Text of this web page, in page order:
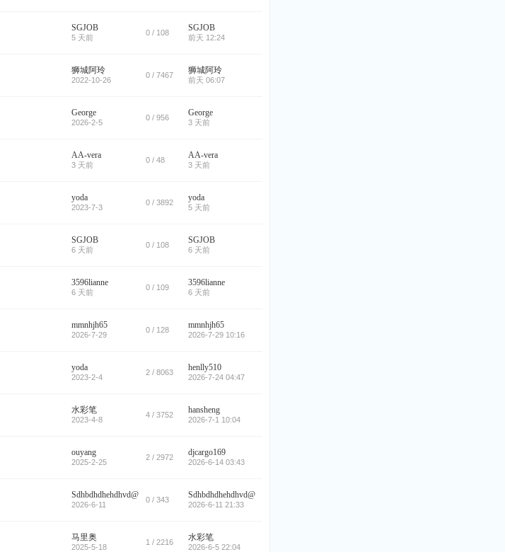
SGJOB
5 天前
0 / 108 SGJOB
前天 12:24
狮城阿玲
2022-10-26
0 / 7467 狮城阿玲
前天 06:07
George
2026-2-5
0 / 956 George
3 天前
AA-vera
3 天前
0 / 48 AA-vera
3 天前
yoda
2023-7-3
0 / 3892 yoda
5 天前
SGJOB
6 天前
0 / 108 SGJOB
6 天前
3596lianne
6 天前
0 / 109 3596lianne
6 天前
mmnhjh65
2026-7-29
0 / 128 mmnhjh65
2026-7-29 10:16
yoda
2023-2-4
2 / 8063 henlly510
2026-7-24 04:47
水彩笔
2023-4-8
4 / 3752 hansheng
2026-7-1 10:04
ouyang
2025-2-25
2 / 2972 djcargo169
2026-6-14 03:43
Sdhbdhdhehdhvd@
2026-6-11
0 / 343 Sdhbdhdhehdhvd@
2026-6-11 21:33
马里奥
2025-5-18
1 / 2216 水彩笔
2026-6-5 22:04